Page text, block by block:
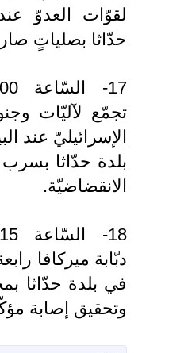
لقوّات العدوّ
حدّاثا بصلياتٍ
تجمّع لآليّات
الإسرائيليّ عند
بلدة حدّاثا
الانقضاضيّة.
دبّابة ميركافا
في بلدة حدّاثا
وتحقيق إصابة